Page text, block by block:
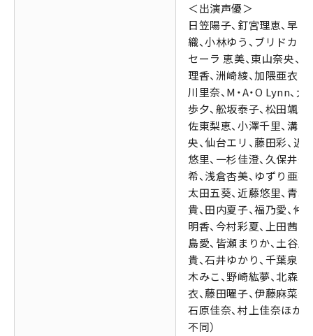
＜出演声優＞
日笠陽子、釘宮理恵、早見
織、小林ゆう、ブリドカッ
セーラ 恵美、東山奈央、
理香、洲崎綾、加隈亜衣、
川里奈、M・A・O Lynn、大
歩夕、舩坂泰子、松田颯水
佐東梨恵、小澤千里、溝口
央、仙台エリ、藤田彩、近
悠里、一杉佳澄、久保井美
希、浅倉杏美、ゆずり亜衣
太田五葵、近藤悠里、青木
貴、田内夏子、福乃愛、仲
明香、今村彩夏、上田茜、
島愛、皆瀬まりか、土谷麻
貴、石井ゆかり、千葉泉、
木みこ、野崎紘夢、北森玲
衣、藤田曜子、伊藤麻菜美
石原佳奈、村上佳奈ほか（
不同）